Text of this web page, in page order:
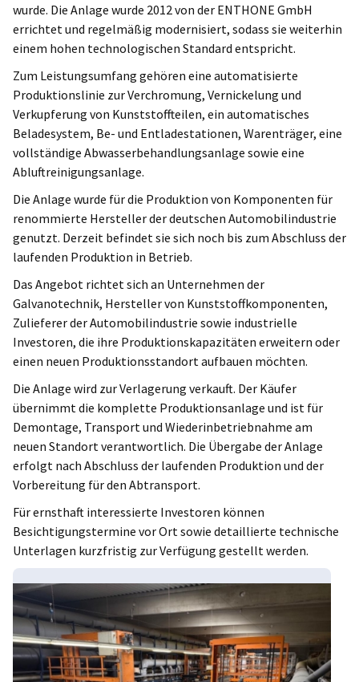
wurde. Die Anlage wurde 2012 von der ENTHONE GmbH
errichtet und regelmäßig modernisiert, sodass sie weiterhin
einem hohen technologischen Standard entspricht.
Zum Leistungsumfang gehören eine automatisierte
Produktionslinie zur Verchromung, Vernickelung und
Verkupferung von Kunststoffteilen, ein automatisches
Beladesystem, Be- und Entladestationen, Warenträger, eine
vollständige Abwasserbehandlungsanlage sowie eine
Abluftreinigungsanlage.
Die Anlage wurde für die Produktion von Komponenten für
renommierte Hersteller der deutschen Automobilindustrie
genutzt. Derzeit befindet sie sich noch bis zum Abschluss der
laufenden Produktion in Betrieb.
Das Angebot richtet sich an Unternehmen der
Galvanotechnik, Hersteller von Kunststoffkomponenten,
Zulieferer der Automobilindustrie sowie industrielle
Investoren, die ihre Produktionskapazitäten erweitern oder
einen neuen Produktionsstandort aufbauen möchten.
Die Anlage wird zur Verlagerung verkauft. Der Käufer
übernimmt die komplette Produktionsanlage und ist für
Demontage, Transport und Wiederinbetriebnahme am
neuen Standort verantwortlich. Die Übergabe der Anlage
erfolgt nach Abschluss der laufenden Produktion und der
Vorbereitung für den Abtransport.
Für ernsthaft interessierte Investoren können
Besichtigungstermine vor Ort sowie detaillierte technische
Unterlagen kurzfristig zur Verfügung gestellt werden.